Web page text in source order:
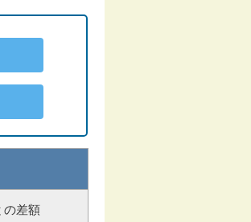
の差額